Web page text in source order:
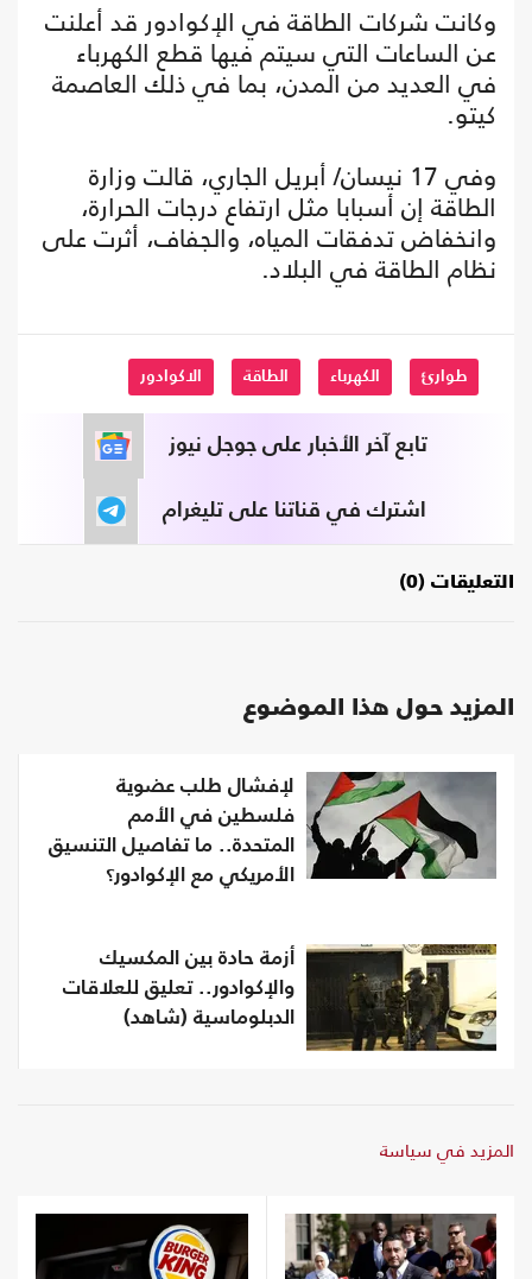
وكانت شركات الطاقة في الإكوادور قد أعلنت
عن الساعات التي سيتم فيها قطع الكهرباء
في العديد من المدن، بما في ذلك العاصمة
كيتو.
وفي 17 نيسان/ أبريل الجاري، قالت وزارة
الطاقة إن أسبابا مثل ارتفاع درجات الحرارة،
وانخفاض تدفقات المياه، والجفاف، أثرت على
نظام الطاقة في البلاد.
طوارئ الكهرباء الطاقة الاكوادور
تابع آخر الأخبار على جوجل نيوز
اشترك في قناتنا على تليغرام
التعليقات (0)
المزيد حول هذا الموضوع
لإفشال طلب عضوية
فلسطين في الأمم
المتحدة.. ما تفاصيل التنسيق
الأمريكي مع الإكوادور؟
أزمة حادة بين المكسيك
والإكوادور.. تعليق للعلاقات
الدبلوماسية (شاهد)
المزيد في سياسة